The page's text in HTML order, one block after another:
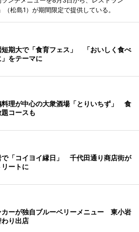
（松島1）が期間限定で提供している。
短期大で「食育フェス」 「おいしく食べ
をテーマに
料理が中心の大衆酒場「とりいちず」 食
コースも
で「コイヨイ縁日」 千代田通り商店街が
ートに
カーが独自ブルーベリーメニュー 東小岩
り出店